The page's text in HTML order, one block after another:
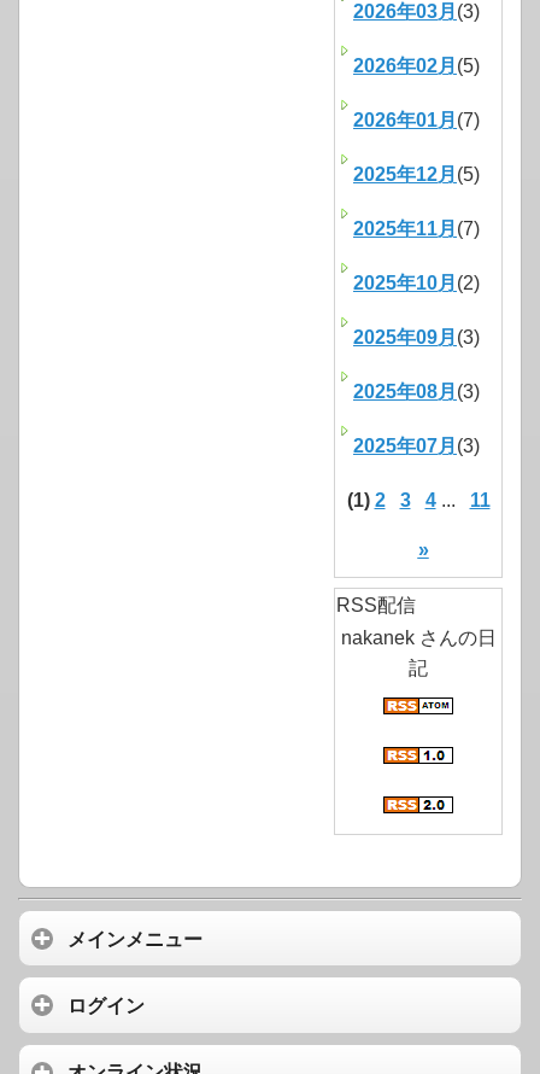
2026年03月 (3)
2026年02月 (5)
2026年01月 (7)
2025年12月 (5)
2025年11月 (7)
2025年10月 (2)
2025年09月 (3)
2025年08月 (3)
2025年07月 (3)
(1) 2 3 4... 11
»
RSS配信
nakanek さんの日
記
メインメニュー
ログイン